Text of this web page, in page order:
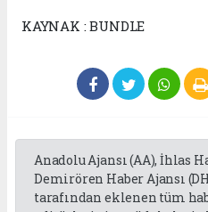
KAYNAK : BUNDLE
Anadolu Ajansı (AA), İhlas
Demirören Haber Ajansı
tarafından eklenen tüm